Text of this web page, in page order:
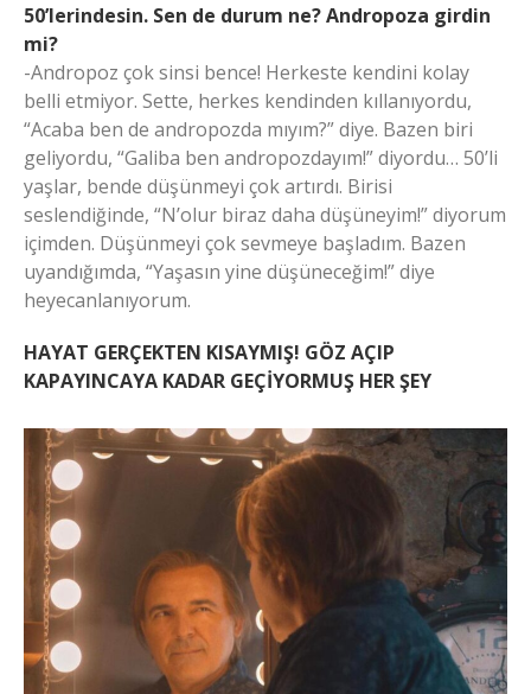
50’lerindesin. Sen de durum ne? Andropoza girdin
mi?
-Andropoz çok sinsi bence! Herkeste kendini kolay
belli etmiyor. Sette, herkes kendinden kıllanıyordu,
“Acaba ben de andropozda mıyım?” diye. Bazen biri
geliyordu, “Galiba ben andropozdayım!” diyordu… 50’li
yaşlar, bende düşünmeyi çok artırdı. Birisi
seslendiğinde, “N’olur biraz daha düşüneyim!” diyorum
içimden. Düşünmeyi çok sevmeye başladım. Bazen
uyandığımda, “Yaşasın yine düşüneceğim!” diye
heyecanlanıyorum.
HAYAT GERÇEKTEN KISAYMIŞ! GÖZ AÇIP
KAPAYINCAYA KADAR GEÇİYORMUŞ HER ŞEY